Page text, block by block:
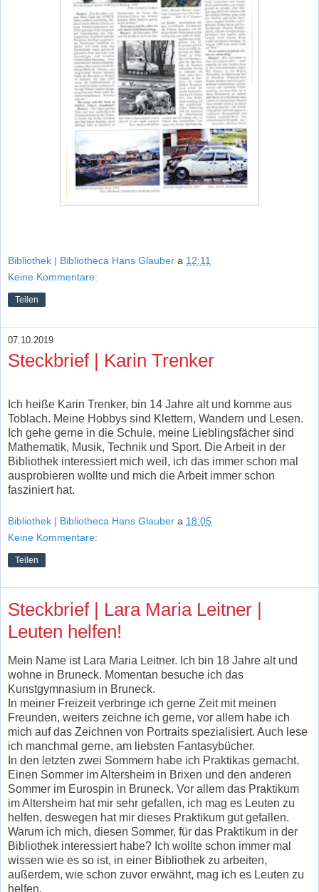
Bibliothek | Bibliotheca Hans Glauber a 12:11
Keine Kommentare:
Teilen
07.10.2019
Steckbrief | Karin Trenker
Ich heiße Karin Trenker, bin 14 Jahre alt und komme aus
Toblach. Meine Hobbys sind Klettern, Wandern und Lesen.
Ich gehe gerne in die Schule, meine Lieblingsfächer sind
Mathematik, Musik, Technik und Sport. Die Arbeit in der
Bibliothek interessiert mich weil, ich das immer schon mal
ausprobieren wollte und mich die Arbeit immer schon
fasziniert hat.
Bibliothek | Bibliotheca Hans Glauber a 18:05
Keine Kommentare:
Teilen
Steckbrief | Lara Maria Leitner |
Leuten helfen!
Mein Name ist Lara Maria Leitner. Ich bin 18 Jahre alt und
wohne in Bruneck. Momentan besuche ich das
Kunstgymnasium in Bruneck.
In meiner Freizeit verbringe ich gerne Zeit mit meinen
Freunden, weiters zeichne ich gerne, vor allem habe ich
mich auf das Zeichnen von Portraits spezialisiert. Auch lese
ich manchmal gerne, am liebsten Fantasybücher.
In den letzten zwei Sommern habe ich Praktikas gemacht.
Einen Sommer im Altersheim in Brixen und den anderen
Sommer im Eurospin in Bruneck. Vor allem das Praktikum
im Altersheim hat mir sehr gefallen, ich mag es Leuten zu
helfen, deswegen hat mir dieses Praktikum gut gefallen.
Warum ich mich, diesen Sommer, für das Praktikum in der
Bibliothek interessiert habe? Ich wollte schon immer mal
wissen wie es so ist, in einer Bibliothek zu arbeiten,
außerdem, wie schon zuvor erwähnt, mag ich es Leuten zu
helfen.